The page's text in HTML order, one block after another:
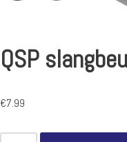
QSP
€7.99